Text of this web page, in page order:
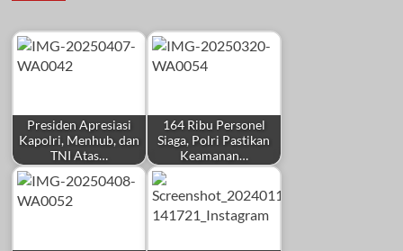
Presiden Apresiasi
Kapolri, Menhub, dan
TNI Atas…
164 Ribu Personel
Siaga, Polri Pastikan
Keamanan…